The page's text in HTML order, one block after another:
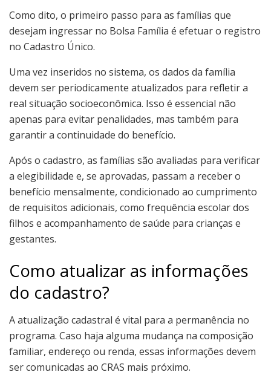
Como dito, o primeiro passo para as famílias que
desejam ingressar no Bolsa Família é efetuar o registro
no Cadastro Único.
Uma vez inseridos no sistema, os dados da família
devem ser periodicamente atualizados para refletir a
real situação socioeconômica. Isso é essencial não
apenas para evitar penalidades, mas também para
garantir a continuidade do benefício.
Após o cadastro, as famílias são avaliadas para verificar
a elegibilidade e, se aprovadas, passam a receber o
benefício mensalmente, condicionado ao cumprimento
de requisitos adicionais, como frequência escolar dos
filhos e acompanhamento de saúde para crianças e
gestantes.
Como atualizar as informações
do cadastro?
A atualização cadastral é vital para a permanência no
programa. Caso haja alguma mudança na composição
familiar, endereço ou renda, essas informações devem
ser comunicadas ao CRAS mais próximo.